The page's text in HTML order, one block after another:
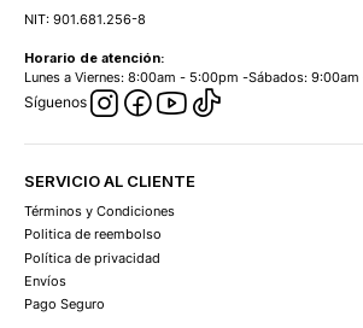
NIT: 901.681.256-8
Horario de atención:
Lunes a Viernes: 8:00am - 5:00pm -Sábados: 9:00am
Síguenos
SERVICIO AL CLIENTE
Términos y Condiciones
Politica de reembolso
Política de privacidad
Envíos
Pago Seguro